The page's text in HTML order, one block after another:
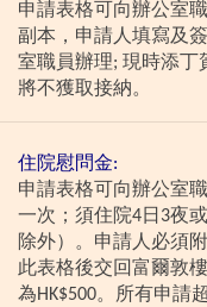
申請表格可向辦公室
副本，申請人填寫及
室職員辦理; 現時添丁
將不獲取接納。
住院慰問金:
申請表格可向辦公室
一次；須住院4日3夜
除外）。申請人必須
此表格後交回富爾敦
為HK$500。所有申請